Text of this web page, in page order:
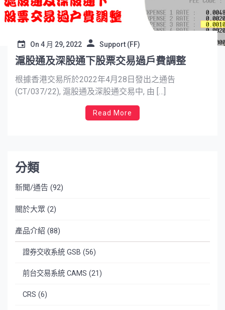
On 4 月 29, 2022 Support (FF)
滬股通及深股通下股票交易過戶費調整
根據香港交易所於2022年4月28日發出之通告
(CT/037/22), 滬股通及深股通交易中, 由 […]
Read More
分類
新聞/通告 (92)
關於大眾 (2)
產品介紹 (88)
證券交收系統 GSB (56)
前台交易系統 CAMS (21)
CRS (6)